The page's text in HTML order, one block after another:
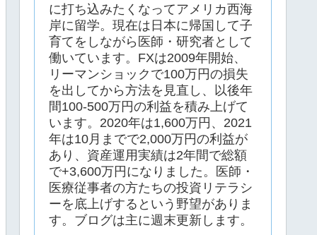
に打ち込みたくなってアメリカ西海
岸に留学。現在は日本に帰国して子
育てをしながら医師・研究者として
働いています。FXは2009年開始、
リーマンショックで100万円の損失
を出してから方法を見直し、以後年
間100-500万円の利益を積み上げて
います。2020年は1,600万円、2021
年は10月までで2,000万円の利益が
あり、資産運用実績は2年間で総額
で+3,600万円になりました。医師・
医療従事者の方たちの投資リテラシ
ーを底上げするという野望がありま
す。ブログは主に週末更新します。